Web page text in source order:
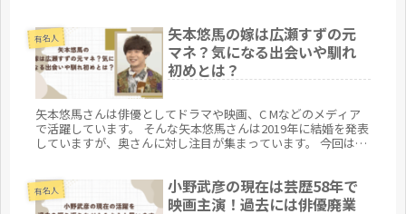
有名人
矢本悠馬の嫁は広瀬すずの元
マネ？気になる出会いや馴れ
初めとは？
矢本悠馬さんは俳優としてドラマや映画、C Mなどのメディア
で活躍しています。 そんな矢本悠馬さんは2019年に結婚を発表
していますが、奥さんに対し注目が集まっています。 今回は、
有名人
小野武彦の現在は芸歴58年で
映画主演！過去には俳優廃業